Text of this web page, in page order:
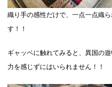
織り手の感性だけで、一点一点織
す！！
ギャッベに触れてみると、異国の
力を感じずにはいられません！！